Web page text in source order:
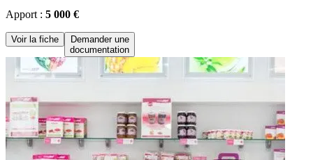
Apport : 5 000 €
Voir la fiche
Demander une
documentation